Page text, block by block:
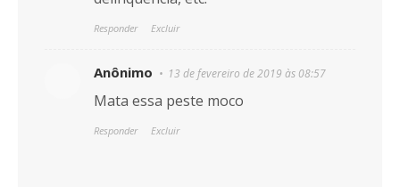
Responder Excluir
Anônimo 13 de fevereiro de 2019 às 08:57
Mata essa peste moco
Responder Excluir